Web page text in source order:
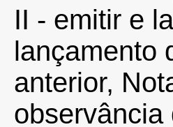
II - emitir e
lançamento
anterior,